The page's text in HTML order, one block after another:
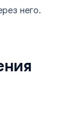
него.